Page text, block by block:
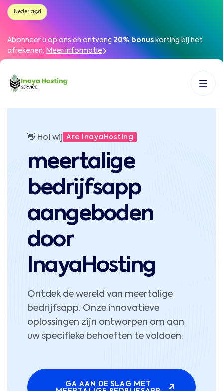
Abonneer u op ons en ontvang 20% bonus korting bij het
afrekenen. Meer informatie
👋 Hoi wij Are InayaHosting
meertalige
bedrijfsapp
aangeboden
door
InayaHosting
Ontdek de wereld van meertalige
bedrijfsapp. Onze innovatieve
oplossingen zijn ontworpen om aan
uw specifieke behoeften te voldoen.
GA AAN DE SLAG MET